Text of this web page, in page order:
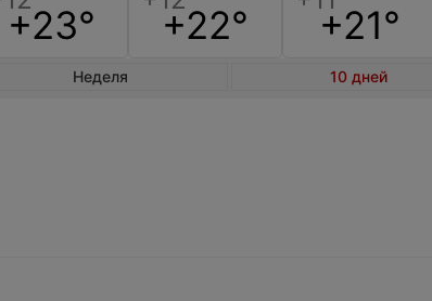
+23° +22° +21°
Неделя 10 дней